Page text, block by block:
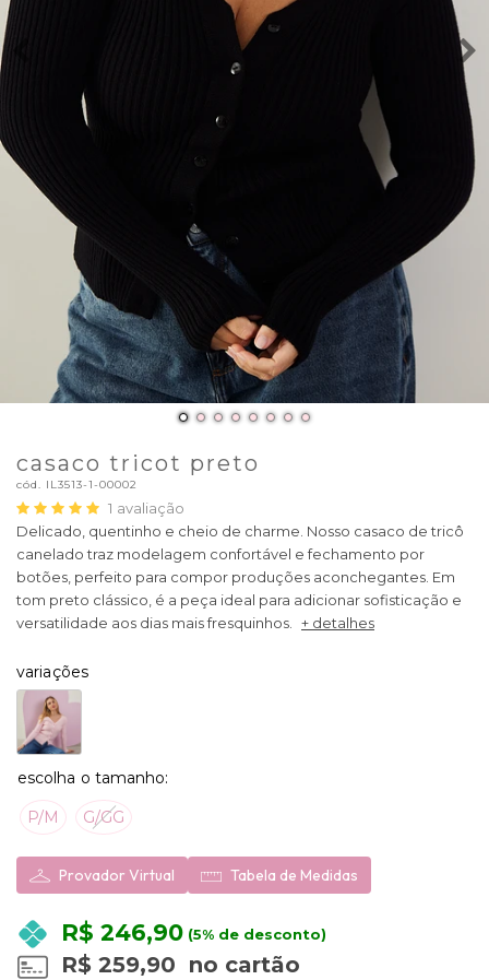
casaco tricot preto
cód. IL3513-1-00002
1 avaliação
Delicado, quentinho e cheio de charme. Nosso casaco de tricô
canelado traz modelagem confortável e fechamento por
botões, perfeito para compor produções aconchegantes. Em
tom preto clássico, é a peça ideal para adicionar sofisticação e
versatilidade aos dias mais fresquinhos.
+ detalhes
variações
P/M G/GG
Provador Virtual Tabela de Medidas
R$ 246,90 (5% de desconto)
R$ 259,90 no cartão